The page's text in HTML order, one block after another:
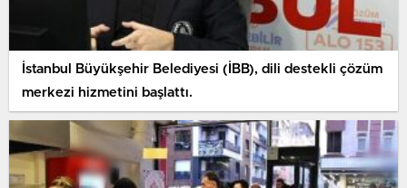
İstanbul Büyükşehir Belediyesi (İBB), dili destekli çözüm
merkezi hizmetini başlattı.